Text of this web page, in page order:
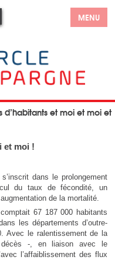
MENU
d’habitants et moi et moi et
et moi !
dans le prolongement
du taux de fécondité, un
de la mortalité.
67 187 000 habitants
les départements d’outre-
Avec le ralentissement de la
décès -, en liaison avec le
l’affaiblissement des flux